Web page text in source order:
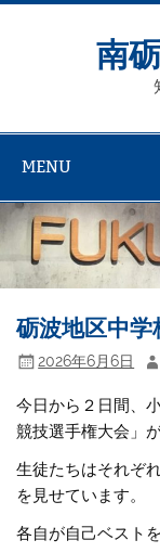
Skip
南
MENU
砺波地区中
2026年6月6日
今日から２日間、
競技選手権大会」
生徒たちはそれぞ
を見せています。
各自が自己ベスト